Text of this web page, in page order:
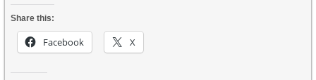
Share this:
Facebook X